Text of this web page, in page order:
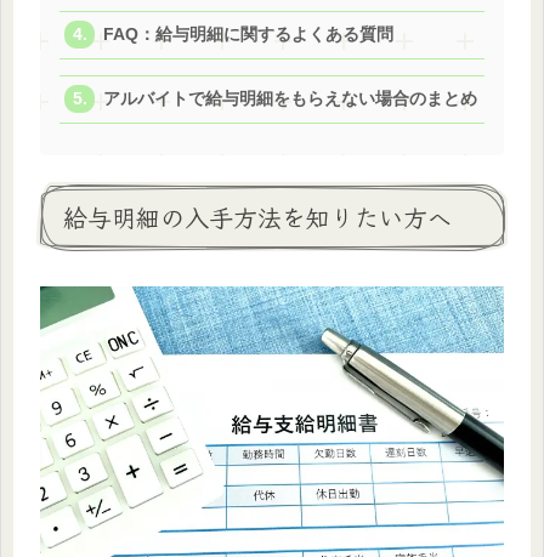
FAQ：給与明細に関するよくある質問
アルバイトで給与明細をもらえない場合のまとめ
給与明細の入手方法を知りたい方へ